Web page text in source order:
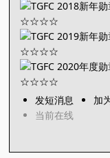
发短消息
加
当前在线